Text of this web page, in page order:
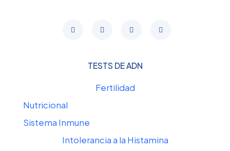
TESTS DE ADN
Fertilidad
Nutricional
Sistema Inmune
Intolerancia a la Histamina